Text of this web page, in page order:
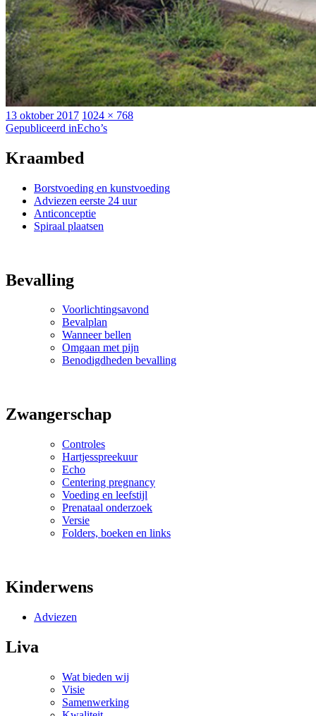
Geplaatst
op
13 oktober 2017 Volledige
grootte
1024 × 768
Bericht
navigatie
Gepubliceerd inEcho’s
Kraambed
Borstvoeding en kunstvoeding
Adviezen eerste 24 uur
Anticonceptie
Spiraal plaatsen
Bevalling
Voorlichtingsavond
Bevalplan
Wanneer bellen
Omgaan met pijn
Benodigdheden bevalling
Zwangerschap
Controles
Hartjesspreekuur
Echo
Centering pregnancy
Voeding en leefstijl
Prenataal onderzoek
Versie
Folders, boeken en links
Kinderwens
Adviezen
Liva
Wat bieden wij
Visie
Samenwerking